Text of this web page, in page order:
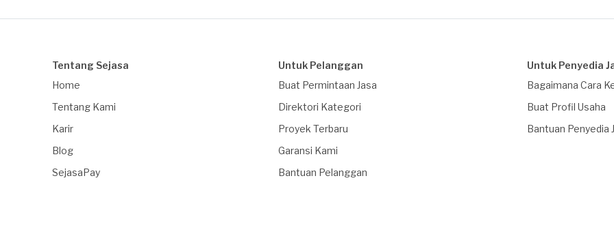
Tentang Sejasa
Home
Tentang Kami
Karir
Blog
SejasaPay
Untuk Pelanggan
Buat Permintaan Jasa
Direktori Kategori
Proyek Terbaru
Garansi Kami
Bantuan Pelanggan
Untuk Penyedia
Bagaimana Cara
Buat Profil Usaha
Bantuan Penyedia